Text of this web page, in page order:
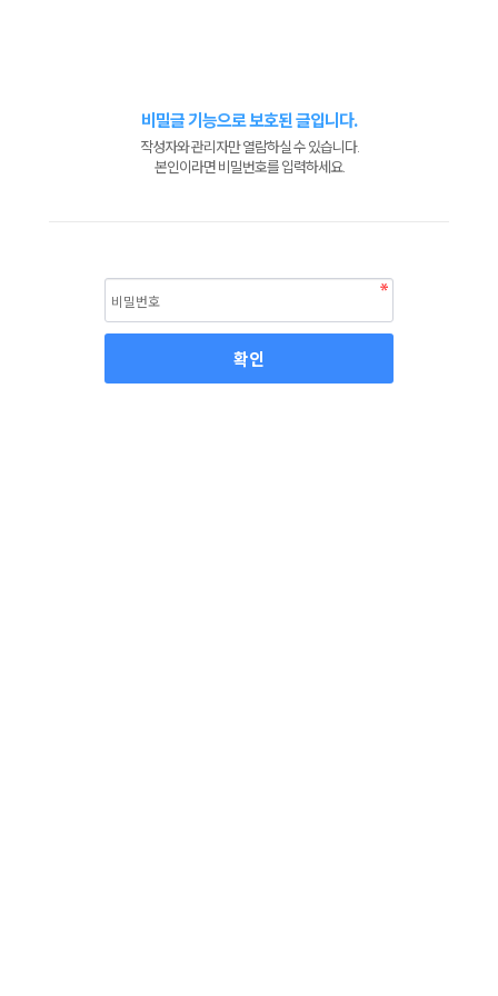
비밀글 기능으로 보호된 글입니다.
작성자와 관리자만 열람하실 수 있습니다.
본인이라면 비밀번호를 입력하세요.